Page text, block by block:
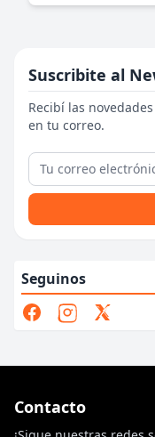
Suscribite al
Recibí las
en tu correo.
Seguinos
Contacto